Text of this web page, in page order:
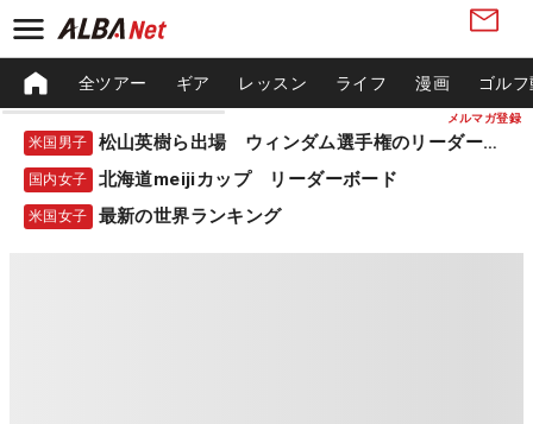
メルマガ登録
全ツアー ギア レッスン ライフ 漫画 ゴル
米国男子 松山英樹ら出場 ウィンダム選手権のリーダーボード
国内女子 北海道meijiカップ リーダーボード
米国女子 最新の世界ランキング